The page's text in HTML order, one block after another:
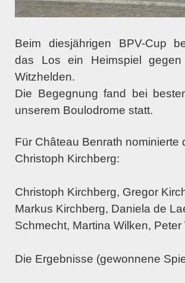
Beim diesjährigen BPV-Cup
das Los ein Heimspiel gegen
Witzhelden.
Die Begegnung fand bei
unserem Boulodrome statt.
Für Château Benrath nominierte
Christoph Kirchberg:
Christoph Kirchberg, Gregor
Markus Kirchberg, Daniela de
Schmecht, Martina Wilken, Peter
Die Ergebnisse (gewonnene